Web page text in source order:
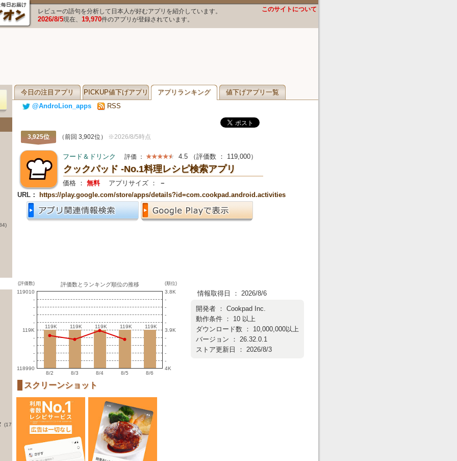
レビューの語句を分析して日本人が好むアプリを紹介しています。
2026/8/5現在、 19,970件のアプリが登録されています。
このサイトについて
今日の注目アプリ PICKUP値下げアプリ アプリランキング
値下げアプリ一覧
@AndroLion_apps
RSS
(17
3,925位 （前回 3,902位） ※2026/8/5時点
フード＆ドリンク 評価 ： 4.5 （評価数 ： 119,000）
クックパッド -No.1料理レシピ検索アプリ
価格 ： 無料 アプリサイズ ：
－
URL：
https://play.google.com/store/apps/details?id=com.cookpad.android.activities
(評価数)
119010
-
-
-
-
119K
-
-
-
-
118990
評価数とランキング順位の推移
119K
119K 119K
119K 119K
119K 119K
119K 119K
119K
8/2 8/3 8/4 8/5 8/6
(順位)
3.8K
-
-
-
-
3.9K
-
-
-
-
4K
情報取得日 ： 2026/8/6
開発者 ： Cookpad Inc.
動作条件 ： 10 以上
ダウンロード数 ： 10,000,000以上
バージョン ： 26.32.0.1
ストア更新日 ： 2026/8/3
スクリーンショット